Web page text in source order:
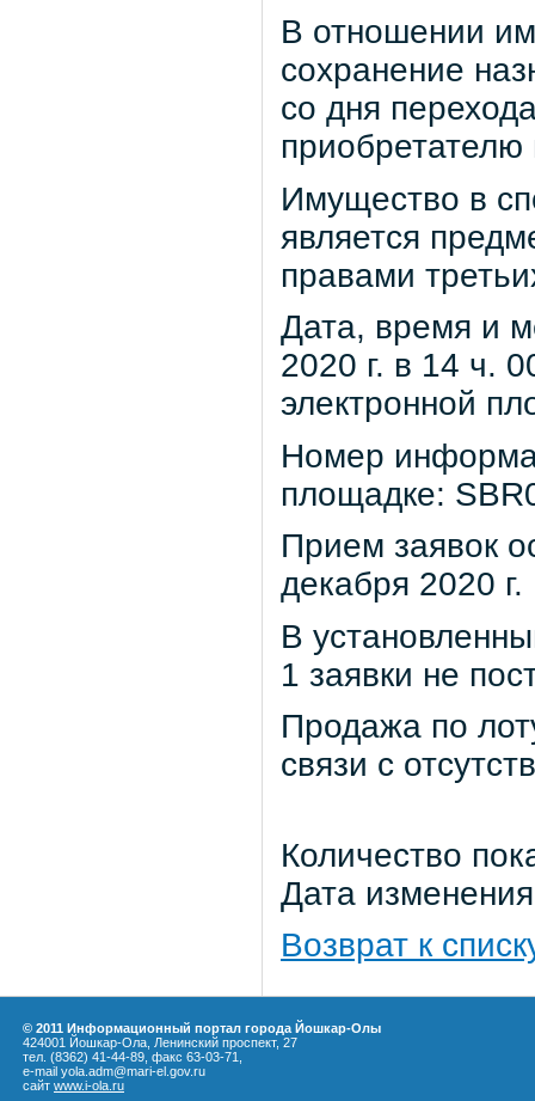
В отношении
сохранение
со дня
приобретателю
Имущество в
является
правами
Дата, время и
2020 г. в 14 ч.
электронной
Номер
площадке:
Прием заявок
декабря 2020 г.
В
1 заявки не
Продажа по
связи с
Количество
Дата
Возврат к
© 2011 Информационный портал города Йошкар-Олы
424001 Йошкар-Ола, Ленинский проспект, 27
тел. (8362) 41-44-89, факс 63-03-71,
e-mail yola.adm@mari-el.gov.ru
сайт www.i-ola.ru